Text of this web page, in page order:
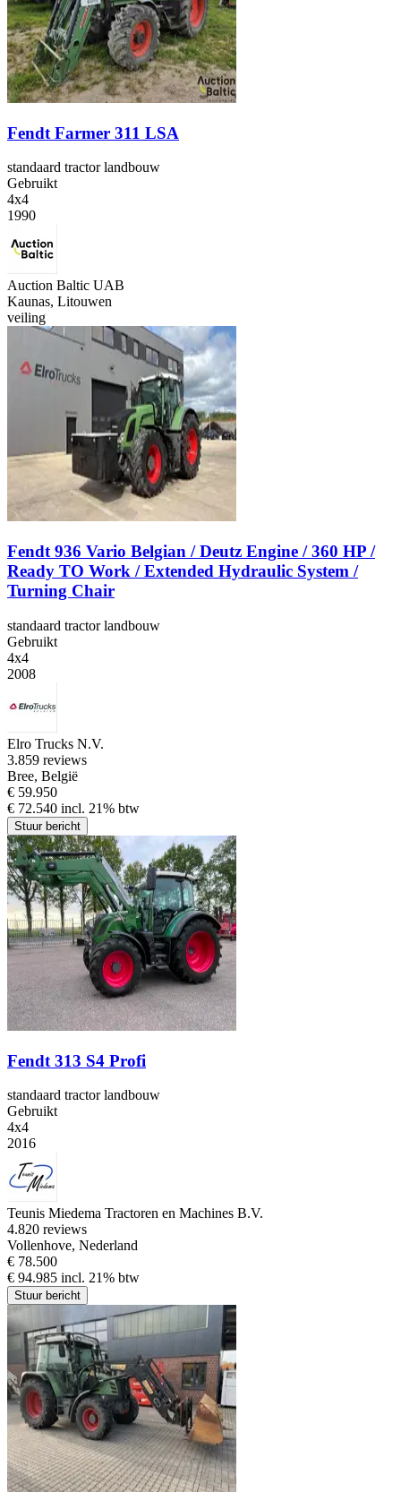
Fendt Farmer 311 LSA
standaard tractor landbouw
Gebruikt
4x4
1990
Auction Baltic UAB
Kaunas, Litouwen
veiling
Fendt 936 Vario Belgian / Deutz Engine / 360 HP /
Ready TO Work / Extended Hydraulic System /
Turning Chair
standaard tractor landbouw
Gebruikt
4x4
2008
Elro Trucks N.V.
3.859 reviews
Bree, België
€ 59.950
€ 72.540 incl. 21% btw
Stuur bericht
Fendt 313 S4 Profi
standaard tractor landbouw
Gebruikt
4x4
2016
Teunis Miedema Tractoren en Machines B.V.
4.820 reviews
Vollenhove, Nederland
€ 78.500
€ 94.985 incl. 21% btw
Stuur bericht